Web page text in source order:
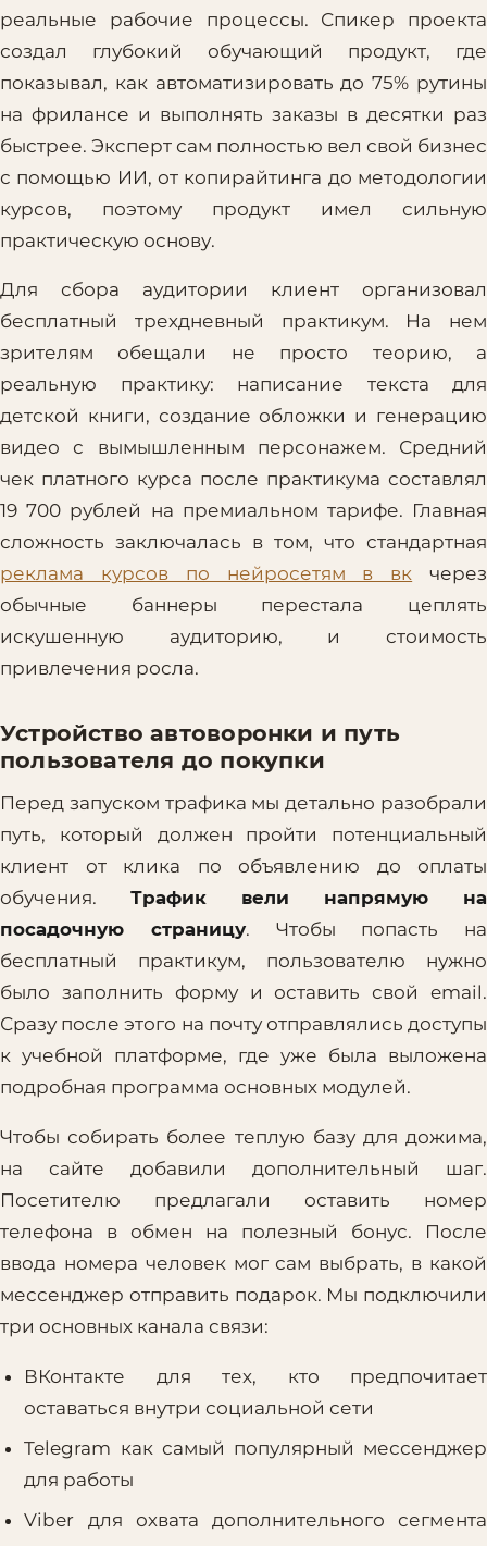
реальные рабочие процессы. Спикер проекта
создал глубокий обучающий продукт, где
показывал, как автоматизировать до 75% рутины
на фрилансе и выполнять заказы в десятки раз
быстрее. Эксперт сам полностью вел свой бизнес
с помощью ИИ, от копирайтинга до методологии
курсов, поэтому продукт имел сильную
практическую основу.
Для сбора аудитории клиент организовал
бесплатный трехдневный практикум. На нем
зрителям обещали не просто теорию, а
реальную практику: написание текста для
детской книги, создание обложки и генерацию
видео с вымышленным персонажем. Средний
чек платного курса после практикума составлял
19 700 рублей на премиальном тарифе. Главная
сложность заключалась в том, что стандартная
реклама курсов по нейросетям в вк через
обычные баннеры перестала цеплять
искушенную аудиторию, и стоимость
привлечения росла.
Устройство автоворонки и путь
пользователя до покупки
Перед запуском трафика мы детально разобрали
путь, который должен пройти потенциальный
клиент от клика по объявлению до оплаты
обучения. Трафик вели напрямую на
посадочную страницу. Чтобы попасть на
бесплатный практикум, пользователю нужно
было заполнить форму и оставить свой email.
Сразу после этого на почту отправлялись доступы
к учебной платформе, где уже была выложена
подробная программа основных модулей.
Чтобы собирать более теплую базу для дожима,
на сайте добавили дополнительный шаг.
Посетителю предлагали оставить номер
телефона в обмен на полезный бонус. После
ввода номера человек мог сам выбрать, в какой
мессенджер отправить подарок. Мы подключили
три основных канала связи:
ВКонтакте для тех, кто предпочитает
оставаться внутри социальной сети
Telegram как самый популярный мессенджер
для работы
Viber для охвата дополнительного сегмента